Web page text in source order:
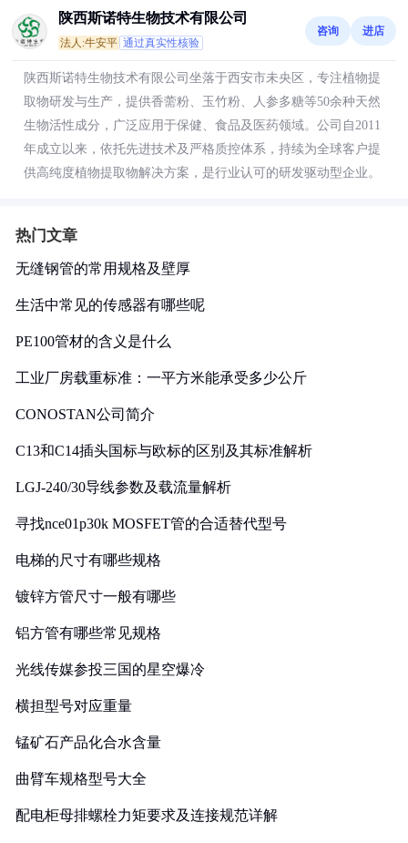
陕西斯诺特生物技术有限公司
法人:牛安平 通过真实性核验
咨询 进店
陕西斯诺特生物技术有限公司坐落于西安市未央区，专注植物提
取物研发与生产，提供香薷粉、玉竹粉、人参多糖等50余种天然
生物活性成分，广泛应用于保健、食品及医药领域。公司自2011
年成立以来，依托先进技术及严格质控体系，持续为全球客户提
供高纯度植物提取物解决方案，是行业认可的研发驱动型企业。
热门文章
无缝钢管的常用规格及壁厚
生活中常见的传感器有哪些呢
PE100管材的含义是什么
工业厂房载重标准：一平方米能承受多少公斤
CONOSTAN公司简介
C13和C14插头国标与欧标的区别及其标准解析
LGJ-240/30导线参数及载流量解析
寻找nce01p30k MOSFET管的合适替代型号
电梯的尺寸有哪些规格
镀锌方管尺寸一般有哪些
铝方管有哪些常见规格
光线传媒参投三国的星空爆冷
横担型号对应重量
锰矿石产品化合水含量
曲臂车规格型号大全
配电柜母排螺栓力矩要求及连接规范详解